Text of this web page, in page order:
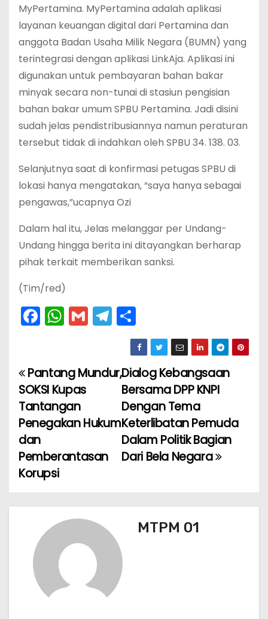
MyPertamina. MyPertamina adalah aplikasi
layanan keuangan digital dari Pertamina dan
anggota Badan Usaha Milik Negara (BUMN) yang
terintegrasi dengan aplikasi LinkAja. Aplikasi ini
digunakan untuk pembayaran bahan bakar
minyak secara non-tunai di stasiun pengisian
bahan bakar umum SPBU Pertamina. Jadi disini
sudah jelas pendistribusiannya namun peraturan
tersebut tidak di indahkan oleh SPBU 34. 138. 03.
Selanjutnya saat di konfirmasi petugas SPBU di
lokasi hanya mengatakan, “saya hanya sebagai
pengawas,”ucapnya Ozi
Dalam hal itu, Jelas melanggar per Undang-
Undang hingga berita ini ditayangkan berharap
pihak terkait memberikan sanksi.
(Tim/red)
F
a
e
b
o
o
k
W
h
ts
A
p
p
G
m
l
T
el
gr
a
m
h
ar
e
N
a
v
i
g
a
Dialog Kebangsaan
Bersama DPP KNPI
Dengan Tema
Keterlibatan Pemuda
Dalam Politik Bagian
Dari Bela Negara
Pantang Mundur,
SOKSI Kupas
Tantangan
Penegakan Hukum
dan
Pemberantasan
Korupsi
MTPM 01